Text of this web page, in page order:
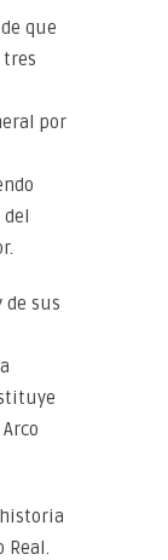
que
tres
por
de sus
Real.